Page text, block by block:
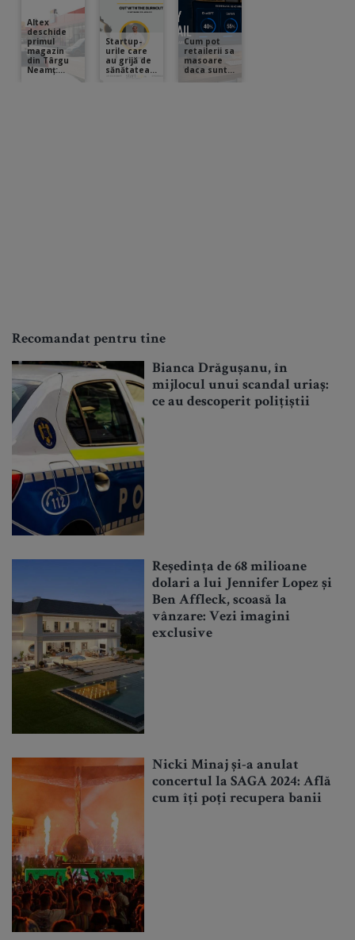
Recomandat pentru tine
Bianca Drăgușanu, în
mijlocul unui scandal uriaș:
ce au descoperit polițiștii
Reședința de 68 milioane
dolari a lui Jennifer Lopez și
Ben Affleck, scoasă la
vânzare: Vezi imagini
exclusive
Nicki Minaj și-a anulat
concertul la SAGA 2024: Află
cum îți poți recupera banii